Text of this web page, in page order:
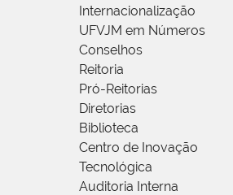
Internacionalização
UFVJM em Números
Conselhos
Reitoria
Pró-Reitorias
Diretorias
Biblioteca
Centro de Inovação
Tecnológica
Auditoria Interna